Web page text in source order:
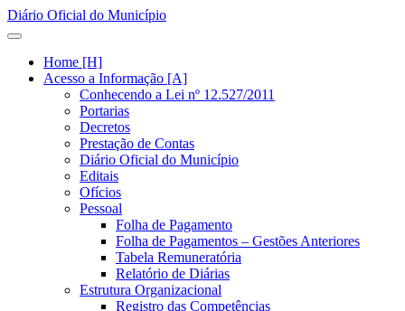
Diário Oficial do Município
Home [H]
Acesso a Informação [A]
Conhecendo a Lei nº 12.527/2011
Portarias
Decretos
Prestação de Contas
Diário Oficial do Município
Editais
Ofícios
Pessoal
Folha de Pagamento
Folha de Pagamentos – Gestões Anteriores
Tabela Remuneratória
Relatório de Diárias
Estrutura Organizacional
Registro das Competências